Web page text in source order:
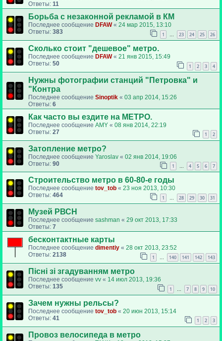
Ответы: 11
Борьба с незаконной рекламой в КМ
Последнее сообщение DFAW« 24 мар 2015, 13:10
Ответы: 383 1 23 24 25 26
Сколько стоит "дешевое" метро.
Последнее сообщение DFAW« 21 янв 2015, 15:49
Ответы: 50 1 2 3 4
Нужны фотографии станций "Петровка" и
"Контра
Последнее сообщение Sinoptik « 03 апр 2014, 15:26
Ответы: 6
Как часто вы ездите на МЕТРО.
Последнее сообщение AMY « 08 янв 2014, 22:19
Ответы: 27 1 2
Затопление метро?
Последнее сообщение Yaroslav « 02 янв 2014, 19:06
Ответы: 90 1 … 4 5 6 7
Строительство метро в 60-80-е годы
Последнее сообщение tov_tob « 23 ноя 2013, 10:30
Ответы: 464 1 … 28 29 30 31
Музей РВСН
Последнее сообщение sashman « 29 окт 2013, 17:33
Ответы: 7
бесконтактные карты
Последнее сообщение dimentiy « 28 окт 2013, 23:52
Ответы: 2138 1 140 141 142 143
Пісні зі згадуванням метро
Последнее сообщение vv « 14 июл 2013, 19:36
Ответы: 135 1 7 8 9 10
Зачем нужны рельсы?
Последнее сообщение tov_tob « 20 июн 2013, 15:14
Ответы: 41 1 2 3
Провоз велосипеда в метро